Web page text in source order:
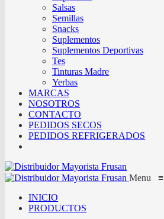
Salsas
Semillas
Snacks
Suplementos
Suplementos Deportivas
Tes
Tinturas Madre
Yerbas
MARCAS
NOSOTROS
CONTACTO
PEDIDOS SECOS
PEDIDOS REFRIGERADOS
Menu ≡
INICIO
PRODUCTOS